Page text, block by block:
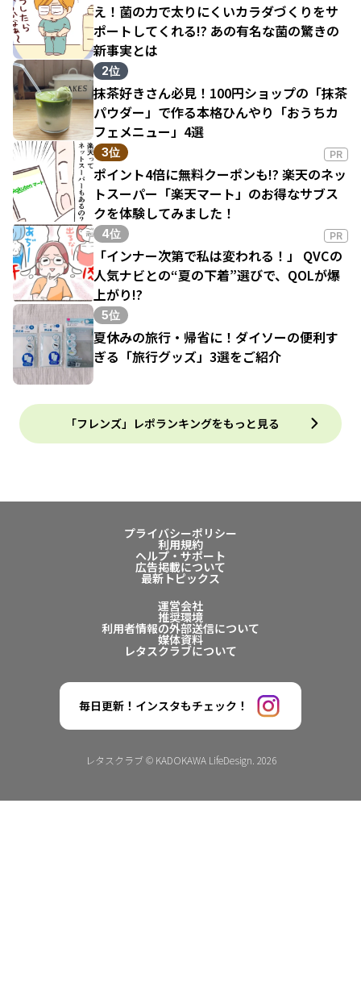
え！菌の力で太りにくいカラダづくりをサ
ポートしてくれる!? あの有名な菌の驚きの
新事実とは
2位
抹茶好きさん必見！100円ショップの「抹茶
パウダー」で作る本格ひんやり「おうちカ
フェメニュー」4選
3位 PR
ポイント4倍に無料クーポンも!? 楽天のネッ
トスーパー「楽天マート」のお得なサブス
クを体験してみました！
4位 PR
「インナー次第で私は変われる！」 QVCの
人気ナビとの“夏の下着”選びで、QOLが爆
上がり!?
5位
夏休みの旅行・帰省に！ダイソーの便利す
ぎる「旅行グッズ」3選をご紹介
「フレンズ」レポランキングをもっと見る
プライバシーポリシー
利用規約
ヘルプ・サポート
広告掲載について
最新トピックス
運営会社
推奨環境
利用者情報の外部送信について
媒体資料
レタスクラブについて
毎日更新！インスタもチェック！
レタスクラブ © KADOKAWA LifeDesign. 2026